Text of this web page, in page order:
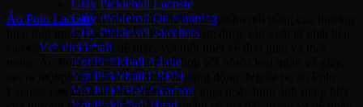
Giày Pickleball Lacoste
Giày Pickleball On Running
Giày Pickleball Skechers
Vợt Pickleball
Vợt Pickleball Adidas
Vợt Pickleball CRBN
Vợt PickleBall Gearbox
Áo Polo Lacostelà một trong những sản phẩm nổi tiếng của thương
hiệu thời trang Lacoste. Áo Polo Lacoste được sản xuất từ chất liệu
cao cấp, mềm mại và dễ mặc, với một thiết kế đơn giản và thời
trang. Áo Polo Lacoste có thể kết hợp với nhiều loại quần và giày,
tạo ra một phong cách trẻ trung và năng động. Ngoài ra, áo Polo
Lacoste còn được in hoặc dán những logo hoặc hình ảnh riêng biệt